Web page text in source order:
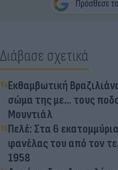
Διάβασε σχετικά
Εκθαμβωτική
σώμα της με... τους
Μουντιάλ
Πελέ: Στα 6
φανέλας του από τον
1958